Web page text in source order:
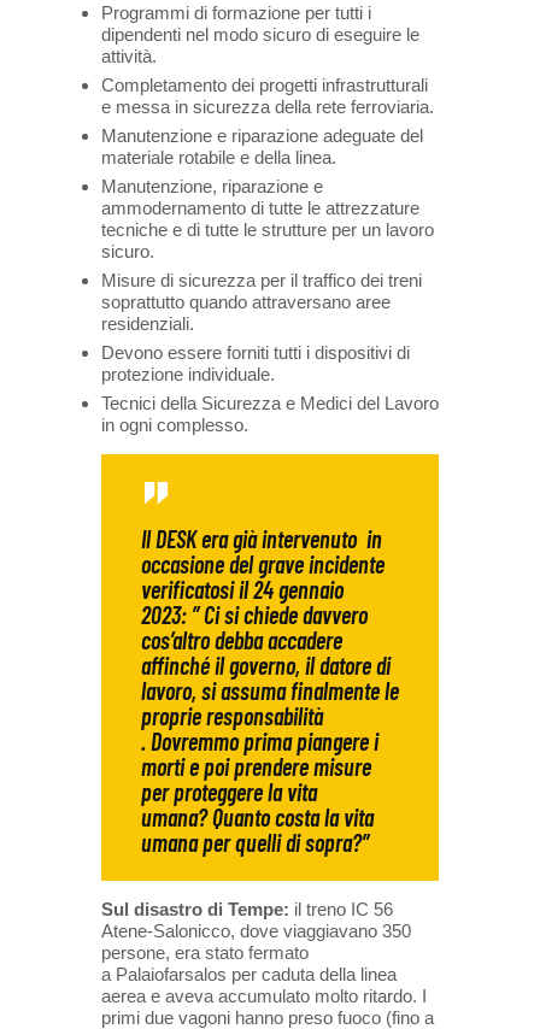
Programmi di formazione per tutti i
dipendenti nel modo sicuro di eseguire le
attività.
Completamento dei progetti infrastrutturali
e messa in sicurezza della rete ferroviaria.
Manutenzione e riparazione adeguate del
materiale rotabile e della linea.
Manutenzione, riparazione e
ammodernamento di tutte le attrezzature
tecniche e di tutte le strutture per un lavoro
sicuro.
Misure di sicurezza per il traffico dei treni
soprattutto quando attraversano aree
residenziali.
Devono essere forniti tutti i dispositivi di
protezione individuale.
Tecnici della Sicurezza e Medici del Lavoro
in ogni complesso.
Il DESK era già intervenuto in
occasione del grave incidente
verificatosi il 24 gennaio
2023: ” Ci si chiede davvero
cos’altro debba accadere
affinché ilgoverno, il datore di
lavoro, si assuma finalmente le
proprie responsabilità
. Dovremmo primapiangere i
morti e poi prendere misure
per proteggere la vita
umana? Quanto costa la vita
umana per quelli di sopra?”
Sul disastro di Tempe: il treno IC 56
Atene-Salonicco, dove viaggiavano 350
persone, era stato fermato
a Palaiofarsalos per caduta della linea
aerea e aveva accumulato molto ritardo. I
primi due vagoni hanno preso fuoco (fino a